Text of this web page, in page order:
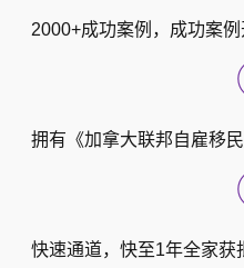
2000+成功案例，成功案
拥有《加拿大联邦自雇移
快速通道，快至1年全家获